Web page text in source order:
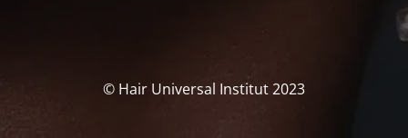
© Hair Universal Institut 2023